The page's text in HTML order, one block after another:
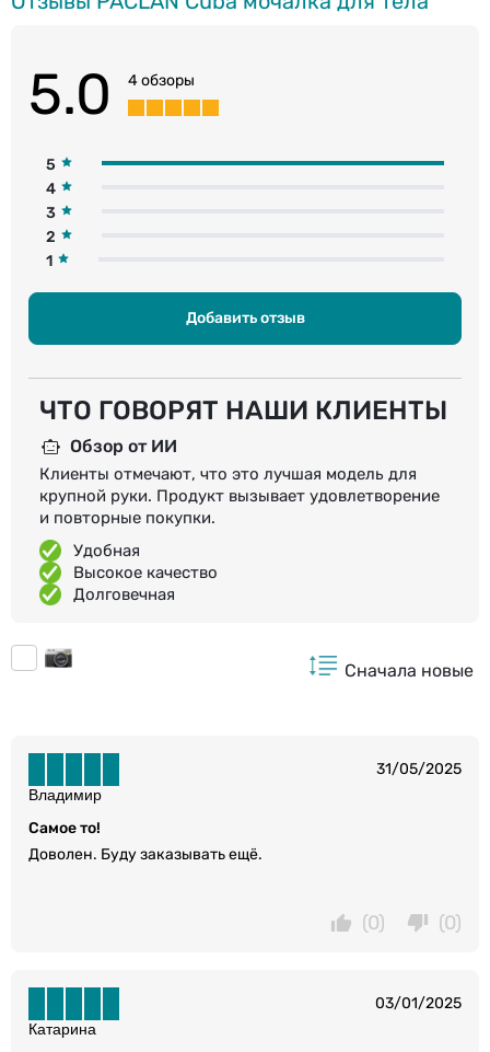
5.0 4 обзоры
5
4
3
2
1
Добавить отзыв
ЧТО ГОВОРЯТ НАШИ КЛИЕНТЫ
Обзор от ИИ
Клиенты отмечают, что это лучшая модель для
крупной руки. Продукт вызывает удовлетворение
и повторные покупки.
Удобная
Высокое качество
Долговечная
Сначала новые
31/05/2025
Самое то!
Доволен. Буду заказывать ещё.
Владимир
(0)
(0)
03/01/2025
Катарина